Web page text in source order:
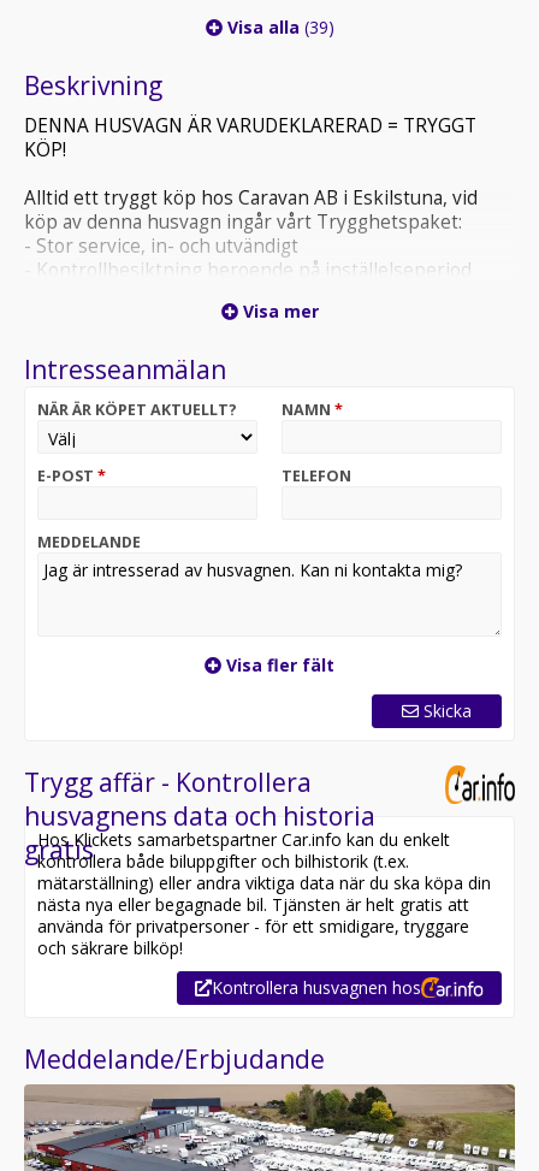
Visa alla (39)
Beskrivning
DENNA HUSVAGN ÄR VARUDEKLARERAD = TRYGGT
KÖP!
Alltid ett tryggt köp hos Caravan AB i Eskilstuna, vid
köp av denna husvagn ingår vårt Trygghetspaket:
- Stor service, in- och utvändigt
- Kontrollbesiktning beroende på inställelseperiod
- Gasoltest, provtryckning
- Invändig städning
- Förmånlig finansiering
- Caravan AB i Eskilstuna-kort med 10 % rabatt på alla
kr.
Vi erbjuder förmånlig finansiering och försäkring av ditt
drömfordon via våra partners KABE Finans och Kabria.
Vi tar gärna din husbil eller husvagn i inbyte (gäller ej
FLER BILDER finns på vår hemsida: www.caravan.se
Tjänstevikten är angiven utan extramonterad utrustning.
Visa mer
Intresseanmälan
NÄR ÄR KÖPET AKTUELLT? NAMN *
E-POST * TELEFON
MEDDELANDE
Visa fler fält
Skicka
Trygg affär - Kontrollera
husvagnens data och historia
gratis
Hos Klickets samarbetspartner Car.info kan du enkelt
kontrollera både biluppgifter och bilhistorik (t.ex.
mätarställning) eller andra viktiga data när du ska köpa din
nästa nya eller begagnade bil. Tjänsten är helt gratis att
använda för privatpersoner - för ett smidigare, tryggare
och säkrare bilköp!
Kontrollera husvagnen hos
Meddelande/Erbjudande